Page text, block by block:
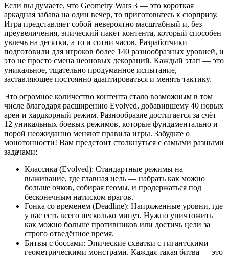
Если вы думаете, что Geometry Wars 3 — это короткая
аркадная забава на один вечер, то приготовьтесь к сюрпризу.
Игра представляет собой невероятно масштабный и, без
преувеличения, эпический пакет контента, который способен
увлечь на десятки, а то и сотни часов. Разработчики
подготовили для игроков более 140 разнообразных уровней, и
это не просто смена неоновых декораций. Каждый этап — это
уникальное, тщательно продуманное испытание,
заставляющее постоянно адаптироваться и менять тактику.
Это огромное количество контента стало возможным в том
числе благодаря расширению Evolved, добавившему 40 новых
арен и хардкорный режим. Разнообразие достигается за счёт
12 уникальных боевых режимов, которые фундаментально и
порой неожиданно меняют правила игры. Забудьте о
монотонности! Вам предстоит столкнуться с самыми разными
задачами:
Классика (Evolved): Стандартные режимы на
выживание, где главная цель — набрать как можно
больше очков, собирая геомы, и продержаться под
бесконечным натиском врагов.
Гонка со временем (Deadline): Напряженные уровни, где
у вас есть всего несколько минут. Нужно уничтожить
как можно больше противников или достичь цели за
строго отведённое время.
Битвы с боссами: Эпические схватки с гигантскими
геометрическими монстрами. Каждая такая битва — это